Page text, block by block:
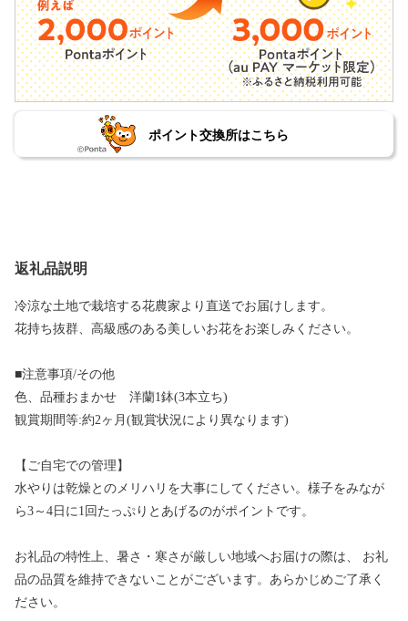
ポイント交換所はこちら
返礼品説明
冷涼な土地で栽培する花農家より直送でお届けします。
花持ち抜群、高級感のある美しいお花をお楽しみください。
■注意事項/その他
色、品種おまかせ 洋蘭1鉢(3本立ち)
観賞期間等:約2ヶ月(観賞状況により異なります)
【ご自宅での管理】
水やりは乾燥とのメリハリを大事にしてください。様子をみなが
ら3～4日に1回たっぷりとあげるのがポイントです。
お礼品の特性上、暑さ・寒さが厳しい地域へお届けの際は、 お礼
品の品質を維持できないことがございます。あらかじめご了承く
ださい。